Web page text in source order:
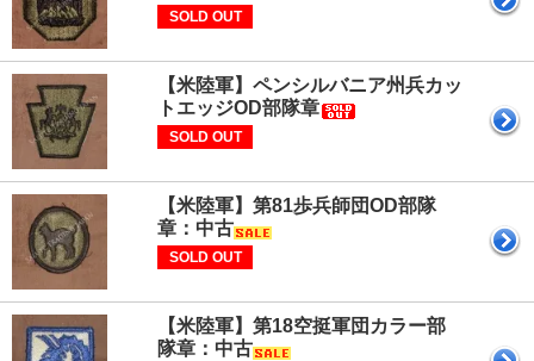
SOLD OUT
【米陸軍】ペンシルバニア州兵カッ
トエッジOD部隊章
SOLD OUT
【米陸軍】第81歩兵師団OD部隊
章：中古
SOLD OUT
【米陸軍】第18空挺軍団カラー部
隊章：中古